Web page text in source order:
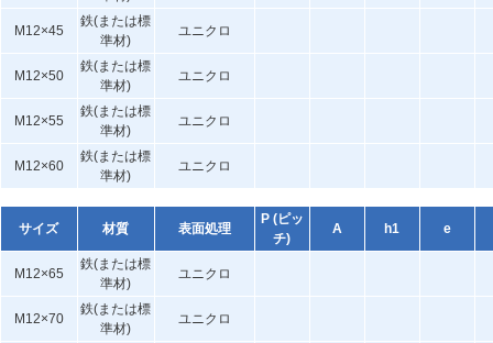
M12×45
鉄(または標
準材)
ユニクロ
M12×50
鉄(または標
準材)
ユニクロ
M12×55
鉄(または標
準材)
ユニクロ
M12×60
鉄(または標
準材)
ユニクロ
サイズ 材質 表面処理
P (ピッ
チ)
A h1 e
M12×65
鉄(または標
準材)
ユニクロ
M12×70
鉄(または標
準材)
ユニクロ